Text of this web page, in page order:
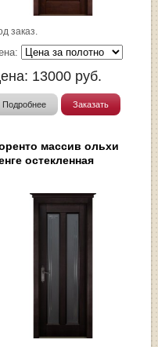
заказ.
13000 руб.
Подробнее Заказать
массив ольхи
остекленная